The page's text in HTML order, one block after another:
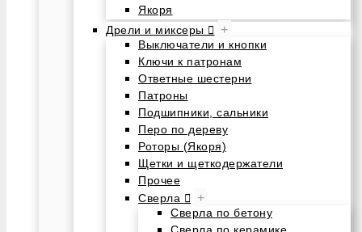
Якоря
Дрели и миксеры
+
Выключатели и кнопки
Ключи к патронам
Ответные шестерни
Патроны
Подшипники, сальники
Перо по дереву
Роторы (Якоря)
Щетки и щеткодержатели
Прочее
Сверла
+
Сверла по бетону